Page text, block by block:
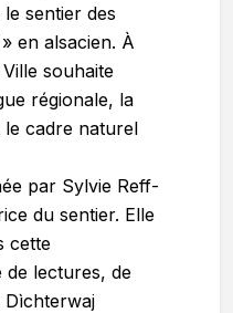
sentier des
en alsacien. À
souhaite
régionale, la
le cadre naturel
par Sylvie Reff-
du sentier. Elle
cette
de lectures, de
Dìchterwaj